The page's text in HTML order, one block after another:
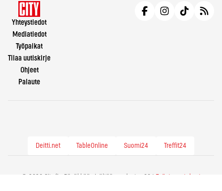
Yhteystiedot
Mediatiedot
Työpaikat
Tilaa uutiskirje
Ohjeet
Palaute
Deitti.net TableOnline Suomi24 Treffit24